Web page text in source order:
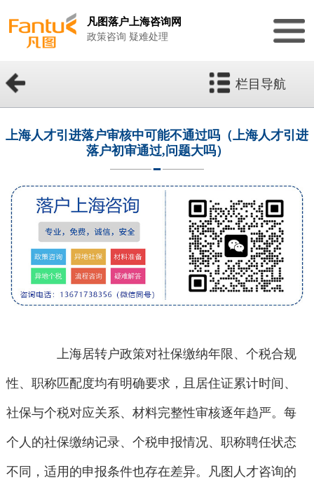
凡图落户上海咨询网
政策咨询 疑难处理
栏目导航
上海人才引进落户审核中可能不通过吗（上海人才引进
落户初审通过,问题大吗）
上海居转户政策对社保缴纳年限、个税合规
性、职称匹配度均有明确要求，且居住证累计时间、
社保与个税对应关系、材料完整性审核逐年趋严。每
个人的社保缴纳记录、个税申报情况、职称聘任状态
不同，适用的申报条件也存在差异。凡图人才咨询的